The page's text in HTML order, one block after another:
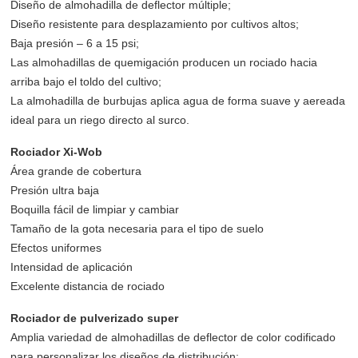
Diseño de almohadilla de deflector múltiple;
Diseño resistente para desplazamiento por cultivos altos;
Baja presión – 6 a 15 psi;
Las almohadillas de quemigación producen un rociado hacia
arriba bajo el toldo del cultivo;
La almohadilla de burbujas aplica agua de forma suave y aereada
ideal para un riego directo al surco.
Rociador Xi-Wob
Área grande de cobertura
Presión ultra baja
Boquilla fácil de limpiar y cambiar
Tamaño de la gota necesaria para el tipo de suelo
Efectos uniformes
Intensidad de aplicación
Excelente distancia de rociado
Rociador de pulverizado super
Amplia variedad de almohadillas de deflector de color codificado